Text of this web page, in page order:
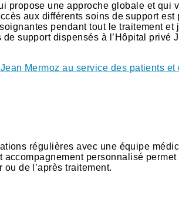
propose une approche globale et qui
aux différents soins de support est
pendant tout le traitement et
support dispensés à l’Hôpital privé
Mermoz au service des patients et
régulières avec une équipe
personnalisé permet
de l’après traitement.